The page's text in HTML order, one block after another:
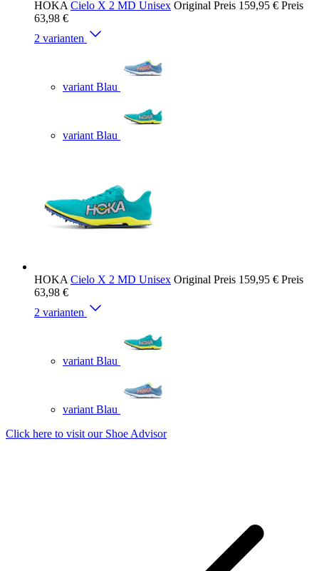
HOKA Cielo X 2 MD Unisex Original Preis 159,95 € Preis
63,98 €
2 varianten
variant Blau
variant Blau
HOKA Cielo X 2 MD Unisex Original Preis 159,95 € Preis
63,98 €
2 varianten
variant Blau
variant Blau
Click here to visit our Shoe Advisor